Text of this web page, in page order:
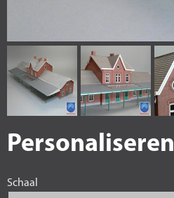
Personaliseren
Schaal